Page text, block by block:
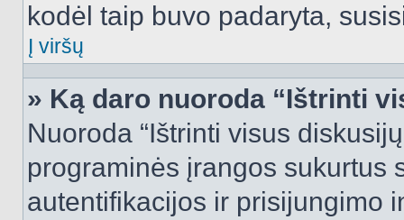
kodėl taip buvo padaryta,
Į viršų
» Ką daro nuoroda “Ištrinti
Nuoroda “Ištrinti visus
programinės įrangos sukurtus
autentifikacijos ir prisijungimo